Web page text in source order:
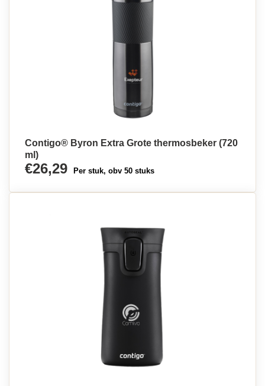
Contigo® Byron Extra Grote thermosbeker (720
ml)
€26,29 Per stuk, obv 50 stuks